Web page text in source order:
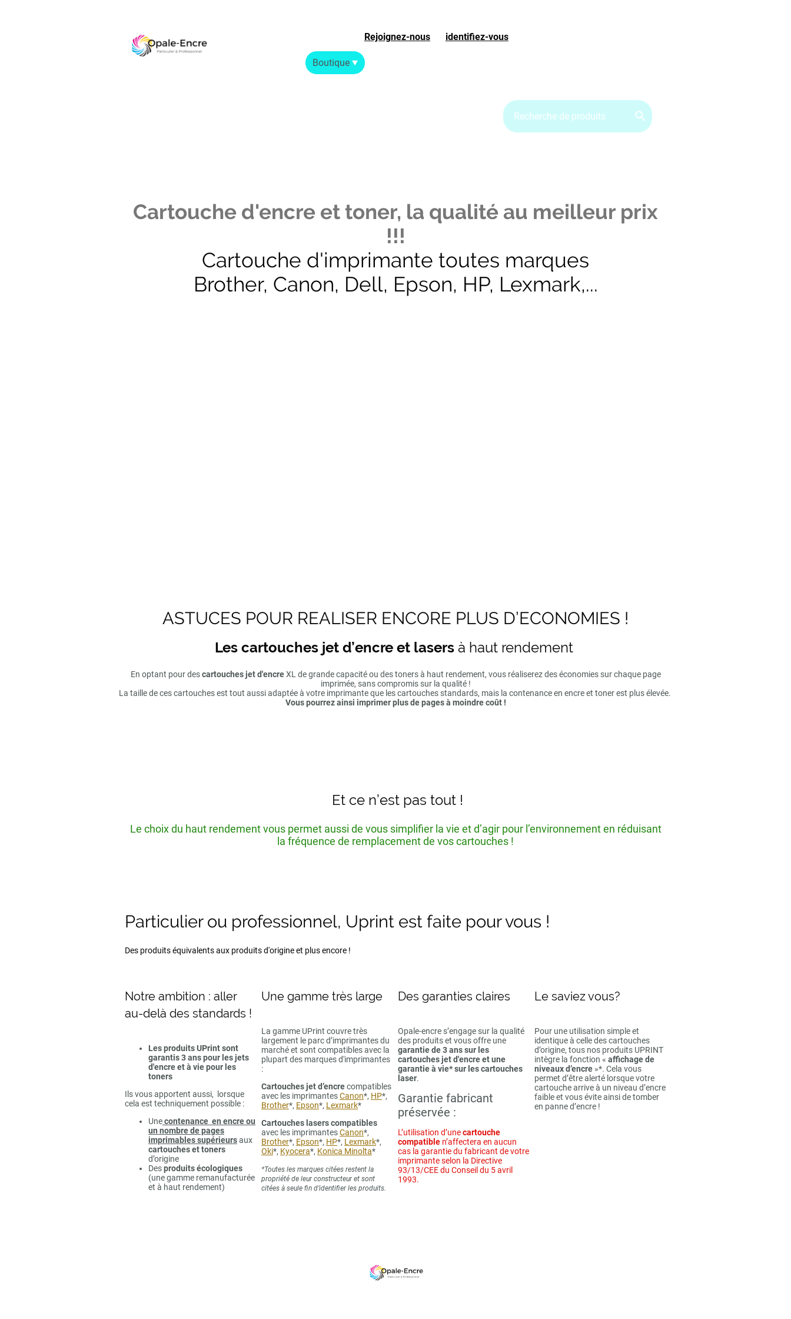
Rejoignez-nousou identifiez-vous
Boutique
Cartouche d'encre et toner, la qualité au meilleur prix
!!!
Cartouche d'imprimante toutes marques
Brother, Canon, Dell, Epson, HP, Lexmark,...
ASTUCES POUR REALISER ENCORE PLUS D’ECONOMIES !
Les cartouches jet d’encre et lasersà haut rendement
En optant pour descartouches jet d'encreXL de grande capacité ou des toners à haut rendement, vous réaliserez des économies sur chaque page
imprimée, sans compromis sur la qualité !
La taille de ces cartouches est tout aussi adaptée à votre imprimante que les cartouches standards, mais la contenance en encre et toner est plus élevée.
Vous pourrez ainsi imprimer plus de pages à moindre coût !
Et ce n’est pas tout !
Le choix du haut rendement vous permet aussi de vous simplifier la vie et d’agir pour l’environnement en réduisant
la fréquence de remplacement de vos cartouches !
Particulier ou professionnel, Uprint est faite pour vous !
Des produits équivalents aux produits d'origine et plus encore !
Notre ambition : aller
au-delà des standards !
Les produits UPrint sont
garantis 3 ans pour les jets
d'encre et à vie pour les
toners
Ils vous apportent aussi, lorsque
cela est techniquement possible :
Unecontenance en encre ou
un nombre de pages
imprimables supérieursaux
cartouches et toners
d’origine
Desproduits écologiques
(une gamme remanufacturée
et à haut rendement)
Une gamme très large
La gamme UPrint couvre très
largement le parc d’imprimantes du
marché et sont compatibles avec la
plupart des marques d'imprimantes
:
Cartouches jet d’encrecompatibles
avec les imprimantesCanon*, HP*,
Brother*, Epson*, Lexmark*
Cartouches lasers compatibles
avec les imprimantesCanon*,
Brother*, Epson*, HP*, Lexmark*,
Oki*, Kyocera*, Konica Minolta*
*Toutes les marques citées restent la
propriété de leur constructeur et sont
citées à seule fin d’identifier les produits.
Des garanties claires
Opale-encre s’engage sur la qualité
des produits et vous offre une
garantie de 3 ans sur les
cartouches jet d'encre et une
garantie à vie* sur les cartouches
laser.
Garantie fabricant
préservée :
L’utilisation d’unecartouche
compatible n’affectera en aucun
cas la garantie du fabricant de votre
imprimante selon la Directive
93/13/CEE du Conseil du 5 avril
1993.
Le saviez vous?
Pour une utilisation simple et
identique à celle des cartouches
d’origine, tous nos produits UPRINT
intègre la fonction « affichage de
niveaux d’encre »*. Cela vous
permet d’être alerté lorsque votre
cartouche arrive à un niveau d’encre
faible et vous évite ainsi de tomber
en panne d’encre !